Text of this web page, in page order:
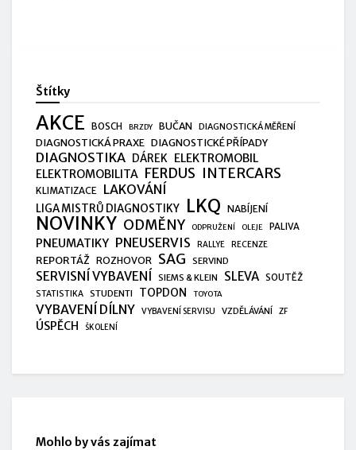
Štítky
AKCE BOSCH BRZDY BUČAN DIAGNOSTICKÁ MĚŘENÍ
DIAGNOSTICKÁ PRAXE DIAGNOSTICKÉ PŘÍPADY
DIAGNOSTIKA DÁREK ELEKTROMOBIL
ELEKTROMOBILITA FERDUS INTERCARS
KLIMATIZACE LAKOVÁNÍ
LIGA MISTRŮ DIAGNOSTIKY LKQ NABÍJENÍ
NOVINKY ODMĚNY ODPRUŽENÍ OLEJE PALIVA
PNEUMATIKY PNEUSERVIS RALLYE RECENZE
REPORTÁŽ ROZHOVOR SAG SERVIND
SERVISNÍ VYBAVENÍ SIEMS & KLEIN SLEVA SOUTĚŽ
STATISTIKA STUDENTI TOPDON TOYOTA
VYBAVENÍ DÍLNY VYBAVENÍ SERVISU VZDĚLÁVÁNÍ ZF
ÚSPĚCH ŠKOLENÍ
Mohlo by vás zajímat